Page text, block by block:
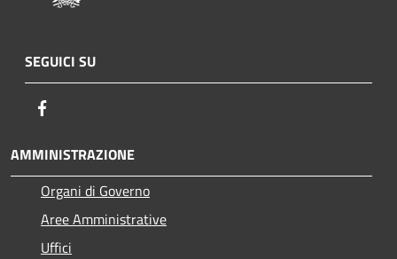
SEGUICI SU
AMMINISTRAZIONE
Organi di Governo
Aree Amministrative
Uffici